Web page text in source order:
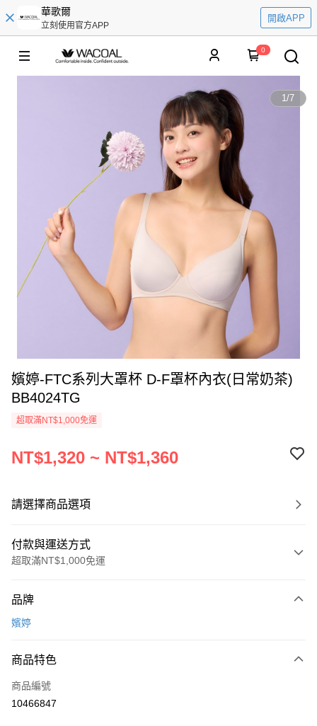
華歌爾
立刻使用官方APP
開啟APP
0
1/7
嬪婷-FTC系列大罩杯 D-F罩杯內衣(日常奶茶)
BB4024TG
超取滿NT$1,000免運
NT$1,320 ~ NT$1,360
請選擇商品選項
付款與運送方式
超取滿NT$1,000免運
信用卡一次付款
LINE Pay
街口支付
品牌
嬪婷
商品特色
商品編號
10466847